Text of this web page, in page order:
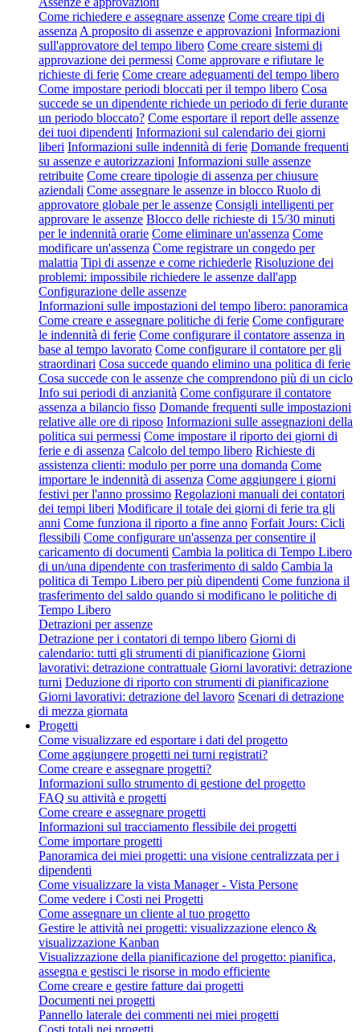
Come richiedere e assegnare assenze Come creare tipi di
assenza A proposito di assenze e approvazioni Informazioni
sull'approvatore del tempo libero Come creare sistemi di
approvazione dei permessi Come approvare e rifiutare le
richieste di ferie Come creare adeguamenti del tempo libero
Come impostare periodi bloccati per il tempo libero Cosa
succede se un dipendente richiede un periodo di ferie durante
un periodo bloccato? Come esportare il report delle assenze
dei tuoi dipendenti Informazioni sul calendario dei giorni
liberi Informazioni sulle indennità di ferie Domande frequenti
su assenze e autorizzazioni Informazioni sulle assenze
retribuite Come creare tipologie di assenza per chiusure
aziendali Come assegnare le assenze in blocco Ruolo di
approvatore globale per le assenze Consigli intelligenti per
approvare le assenze Blocco delle richieste di 15/30 minuti
per le indennità orarie Come eliminare un'assenza Come
modificare un'assenza Come registrare un congedo per
malattia Tipi di assenze e come richiederle Risoluzione dei
problemi: impossibile richiedere le assenze dall'app
Configurazione delle assenze
Informazioni sulle impostazioni del tempo libero: panoramica
Come creare e assegnare politiche di ferie Come configurare
le indennità di ferie Come configurare il contatore assenza in
base al tempo lavorato Come configurare il contatore per gli
straordinari Cosa succede quando elimino una politica di ferie
Cosa succede con le assenze che comprendono più di un ciclo
Info sui periodi di anzianità Come configurare il contatore
assenza a bilancio fisso Domande frequenti sulle impostazioni
relative alle ore di riposo Informazioni sulle assegnazioni della
politica sui permessi Come impostare il riporto dei giorni di
ferie e di assenza Calcolo del tempo libero Richieste di
assistenza clienti: modulo per porre una domanda Come
importare le indennità di assenza Come aggiungere i giorni
festivi per l'anno prossimo Regolazioni manuali dei contatori
dei tempi liberi Modificare il totale dei giorni di ferie tra gli
anni Come funziona il riporto a fine anno Forfait Jours: Cicli
flessibili Come configurare un'assenza per consentire il
caricamento di documenti Cambia la politica di Tempo Libero
di un/una dipendente con trasferimento di saldo Cambia la
politica di Tempo Libero per più dipendenti Come funziona il
trasferimento del saldo quando si modificano le politiche di
Tempo Libero
Detrazioni per assenze
Detrazione per i contatori di tempo libero Giorni di
calendario: tutti gli strumenti di pianificazione Giorni
lavorativi: detrazione contrattuale Giorni lavorativi: detrazione
turni Deduzione di riporto con strumenti di pianificazione
Giorni lavorativi: detrazione del lavoro Scenari di detrazione
di mezza giornata
Progetti
Come visualizzare ed esportare i dati del progetto
Come aggiungere progetti nei turni registrati?
Come creare e assegnare progetti?
Informazioni sullo strumento di gestione del progetto
FAQ su attività e progetti
Come creare e assegnare progetti
Informazioni sul tracciamento flessibile dei progetti
Come importare progetti
Panoramica dei miei progetti: una visione centralizzata per i
dipendenti
Come visualizzare la vista Manager - Vista Persone
Come vedere i Costi nei Progetti
Come assegnare un cliente al tuo progetto
Gestire le attività nei progetti: visualizzazione elenco &
visualizzazione Kanban
Visualizzazione della pianificazione del progetto: pianifica,
assegna e gestisci le risorse in modo efficiente
Come creare e gestire fatture dai progetti
Documenti nei progetti
Pannello laterale dei commenti nei miei progetti
Costi totali nei progetti